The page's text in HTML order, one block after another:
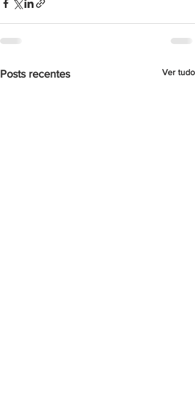
Posts recentes Ver tudo